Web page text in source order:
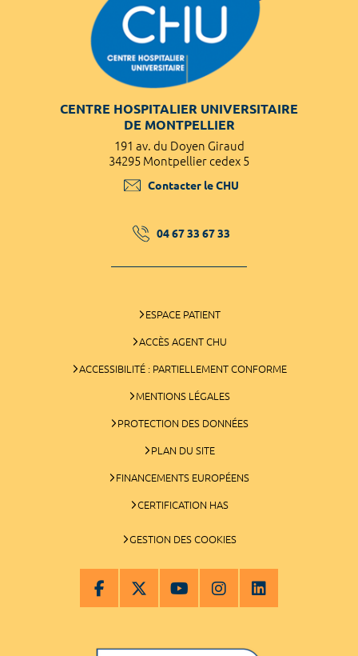
CENTRE HOSPITALIER UNIVERSITAIRE
DE MONTPELLIER
191 av. du Doyen Giraud
34295 Montpellier cedex 5
Contacter le CHU
04 67 33 67 33
ESPACE PATIENT
ACCÈS AGENT CHU
ACCESSIBILITÉ : PARTIELLEMENT CONFORME
MENTIONS LÉGALES
PROTECTION DES DONNÉES
PLAN DU SITE
FINANCEMENTS EUROPÉENS
CERTIFICATION HAS
GESTION DES COOKIES